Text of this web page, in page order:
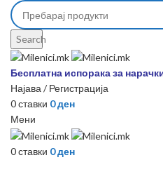
Search
Бесплатна испорака за
Најава / Регистрација
0ставки 0ден
Мени
0ставки 0ден